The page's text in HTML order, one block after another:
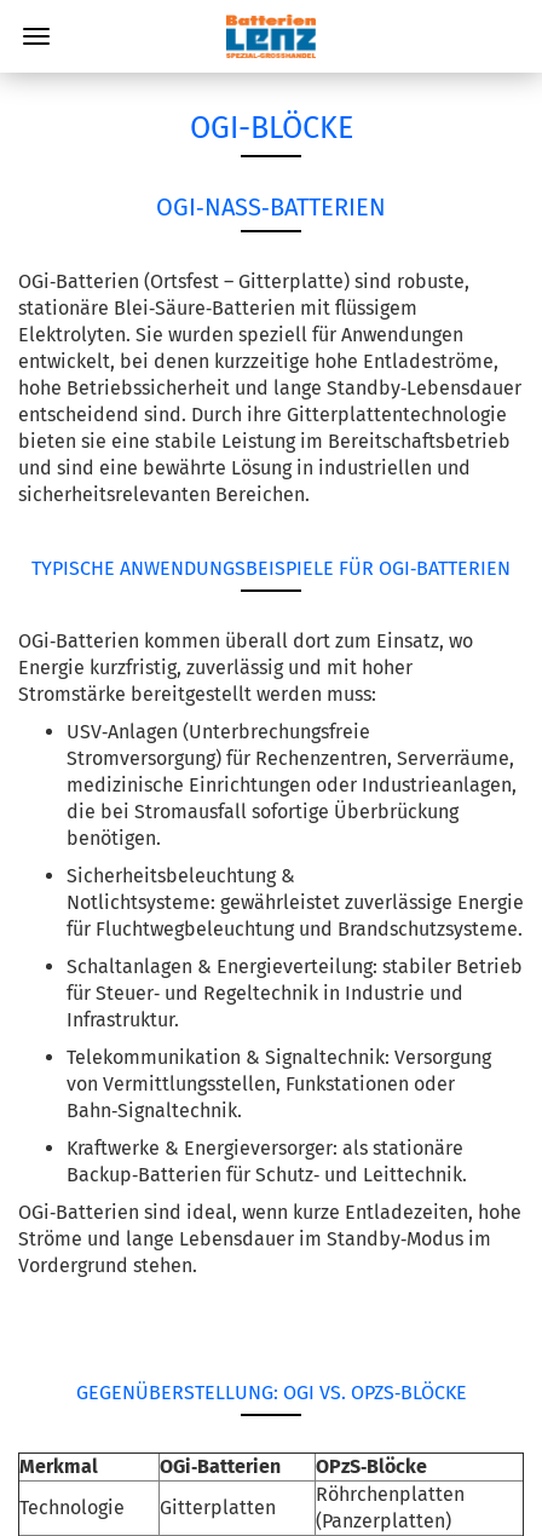
OGI-BLÖCKE
OGI‑NASS‑BATTERIEN
OGi‑Batterien (Ortsfest – Gitterplatte) sind robuste,
stationäre Blei‑Säure‑Batterien mit flüssigem
Elektrolyten. Sie wurden speziell für Anwendungen
entwickelt, bei denen kurzzeitige hohe Entladeströme,
hohe Betriebssicherheit und lange Standby‑Lebensdauer
entscheidend sind. Durch ihre Gitterplattentechnologie
bieten sie eine stabile Leistung im Bereitschaftsbetrieb
und sind eine bewährte Lösung in industriellen und
sicherheitsrelevanten Bereichen.
TYPISCHE ANWENDUNGSBEISPIELE FÜR OGI‑BATTERIEN
OGi‑Batterien kommen überall dort zum Einsatz, wo
Energie kurzfristig, zuverlässig und mit hoher
Stromstärke bereitgestellt werden muss:
USV‑Anlagen (Unterbrechungsfreie
Stromversorgung) für Rechenzentren, Serverräume,
medizinische Einrichtungen oder Industrieanlagen,
die bei Stromausfall sofortige Überbrückung
benötigen.
Sicherheitsbeleuchtung &
Notlichtsysteme: gewährleistet zuverlässige Energie
für Fluchtwegbeleuchtung und Brandschutzsysteme.
Schaltanlagen & Energieverteilung: stabiler Betrieb
für Steuer‑ und Regeltechnik in Industrie und
Infrastruktur.
Telekommunikation & Signaltechnik: Versorgung
von Vermittlungsstellen, Funkstationen oder
Bahn‑Signaltechnik.
Kraftwerke & Energieversorger: als stationäre
Backup‑Batterien für Schutz‑ und Leittechnik.
OGi‑Batterien sind ideal, wenn kurze Entladezeiten, hohe
Ströme und lange Lebensdauer im Standby‑Modus im
Vordergrund stehen.
GEGENÜBERSTELLUNG: OGI VS. OPZS‑BLÖCKE
Merkmal OGi‑Batterien
OPzS‑Blöcke
Technologie
Gitterplatten
Röhrchenplatten
(Panzerplatten)